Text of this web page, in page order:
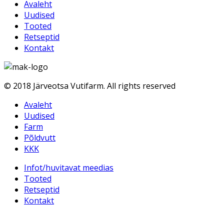
Avaleht
Uudised
Tooted
Retseptid
Kontakt
© 2018 Järveotsa Vutifarm. All rights reserved
Avaleht
Uudised
Farm
Põldvutt
KKK
Infot/huvitavat meedias
Tooted
Retseptid
Kontakt